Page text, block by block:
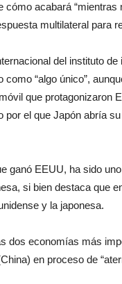
acabará
multilateral para
del instituto
“algo único”,
que protagonizaron
por el que Japón abría
ganó EEUU, ha sido
si bien destaca que
y la japonesa.
dos economías más
en proceso de